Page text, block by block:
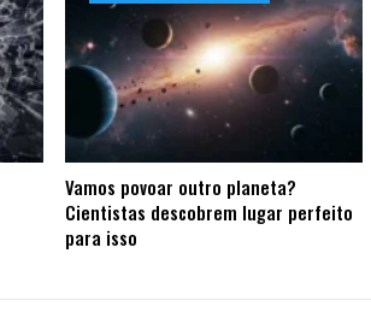
Vamos povoar outro planeta?
Cientistas descobrem lugar perfeito
para isso